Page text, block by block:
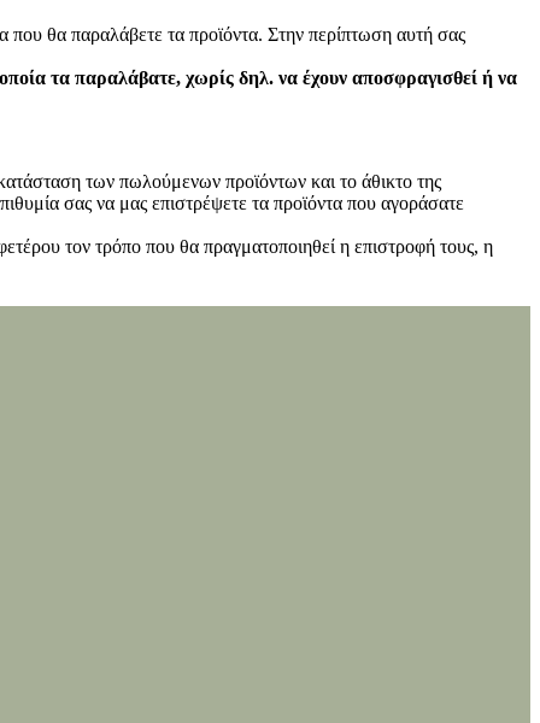
που θα παραλάβετε τα προϊόντα. Στην περίπτωση αυτή σας
τα παραλάβατε, χωρίς δηλ. να έχουν αποσφραγισθεί ή να
των πωλούμενων προϊόντων και το άθικτο της
σας να μας επιστρέψετε τα προϊόντα που αγοράσατε
τον τρόπο που θα πραγματοποιηθεί η επιστροφή τους, η